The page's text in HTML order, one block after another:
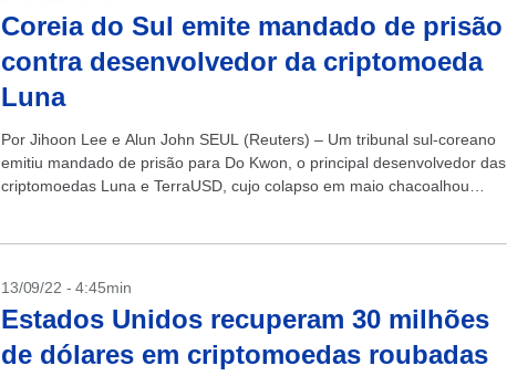
Coreia do Sul emite mandado de prisão
contra desenvolvedor da criptomoeda
Luna
Por Jihoon Lee e Alun John SEUL (Reuters) – Um tribunal sul-coreano
emitiu mandado de prisão para Do Kwon, o principal desenvolvedor das
criptomoedas Luna e TerraUSD, cujo colapso em maio chacoalhou
13/09/22 - 4:45min
Estados Unidos recuperam 30 milhões
de dólares em criptomoedas roubadas